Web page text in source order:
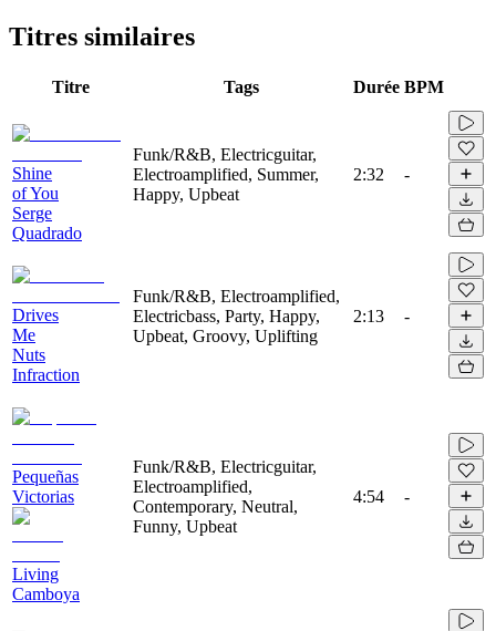
Titres similaires
Titre Tags Durée BPM
Shine
of You
Serge
Quadrado
Funk/R&B, Electricguitar,
Electroamplified, Summer,
Happy, Upbeat
2:32 -
Drives
Me
Nuts
Infraction
Funk/R&B, Electroamplified,
Electricbass, Party, Happy,
Upbeat, Groovy, Uplifting
2:13 -
Pequeñas
Victorias
Living
Camboya
Funk/R&B, Electricguitar,
Electroamplified,
Contemporary, Neutral,
Funny, Upbeat
4:54 -